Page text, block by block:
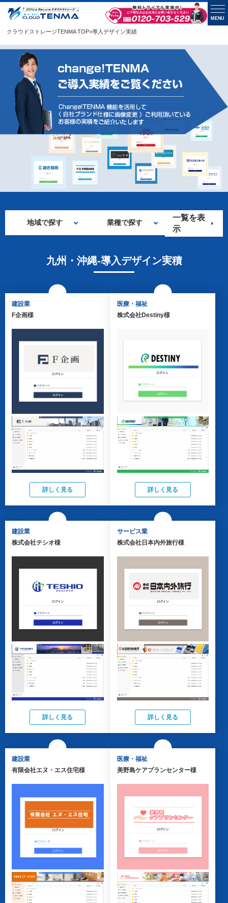
クラウドストレージTENMA TOP>導入デザイン実績
地域で探す
中国・四国
九州・沖縄
業種で探す
サービス業
電気・ガス・熱供給・水
一覧を表
示
九州・沖縄-導入デザイン実積
建設業
F企画様
詳しく見る
医療・福祉
株式会社Destiny様
詳しく見る
建設業
株式会社テシオ様
詳しく見る
サービス業
株式会社日本内外旅行様
詳しく見る
建設業
有限会社エヌ・エス住宅様
医療・福祉
美野島ケアプランセンター様
MENU